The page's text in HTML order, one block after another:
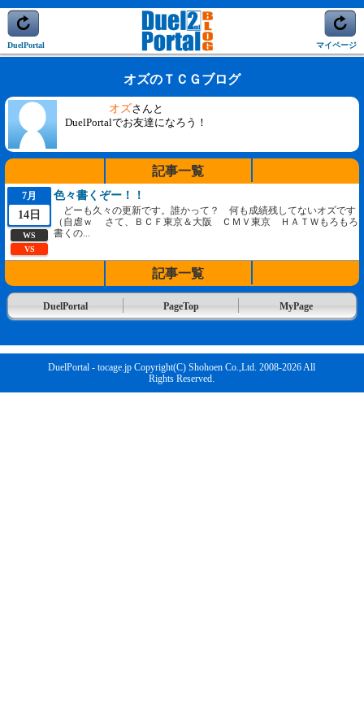
DuelPortal マイページ
オズのＴＣＧブログ
オズさんと
DuelPortalでお友達になろう！
記事一覧
7月
14日
WS
VS
色々書くぞー！！
どーも久々の更新です。誰かって？ 何も成績残してないオズです
（自虐ｗ さて、ＢＣＦ東京＆大阪 ＣＭＶ東京 ＨＡＴＷもろもろ
書くの...
記事一覧
DuelPortal PageTop MyPage
DuelPortal - tocage.jp Copyright(C) Shohoen Co.,Ltd. 2008-2026 All
Rights Reserved.